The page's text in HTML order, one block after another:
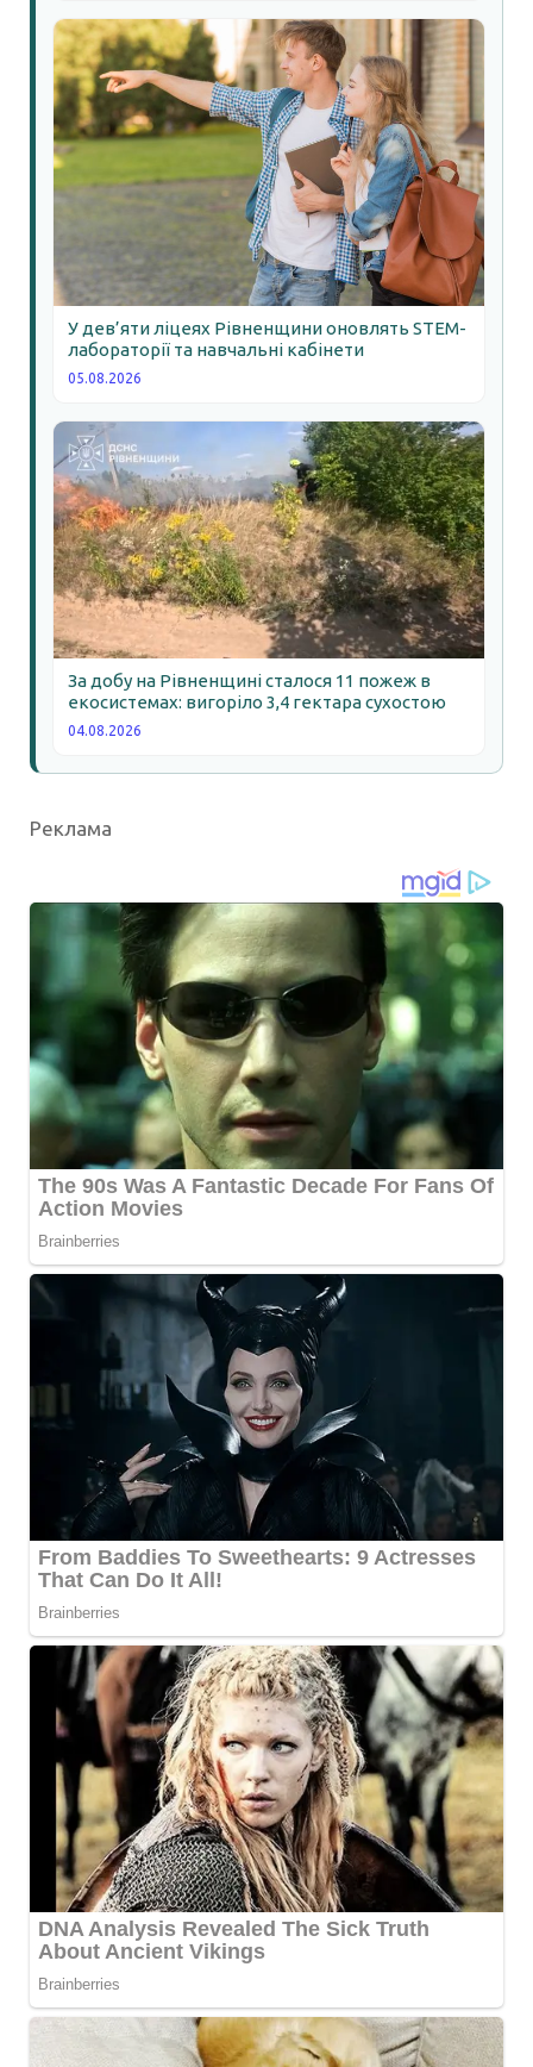
У дев’яти ліцеях Рівненщини оновлять STEM-
лабораторії та навчальні кабінети
05.08.2026
За добу на Рівненщині сталося 11 пожеж в
екосистемах: вигоріло 3,4 гектара сухостою
04.08.2026
Реклама